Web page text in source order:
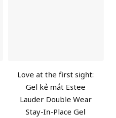
Love at the first sight:
Gel kẻ mắt Estee
Lauder Double Wear
Stay-In-Place Gel